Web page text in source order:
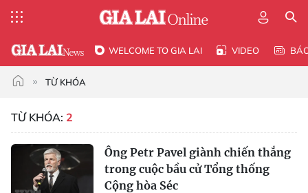
WELCOME TO GIA LAI VIDEO
TỪ KHÓA
TỪ KHÓA: 2
Ông Petr Pavel giành chiến thắng
trong cuộc bầu cử Tổng thống
Cộng hòa Séc